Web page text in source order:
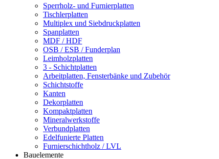
Sperrholz- und Furnierplatten
Tischlerplatten
Multiplex und Siebdruckplatten
Spanplatten
MDF / HDF
OSB / ESB / Funderplan
Leimholzplatten
3 - Schichtplatten
Arbeitplatten, Fensterbänke und Zubehör
Schichtstoffe
Kanten
Dekorplatten
Kompaktplatten
Mineralwerkstoffe
Verbundplatten
Edelfunierte Platten
Furnierschichtholz / LVL
Bauelemente